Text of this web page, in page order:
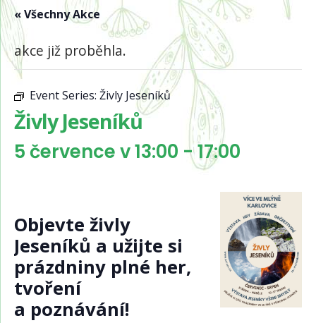
« Všechny Akce
akce již proběhla.
Event Series: Živly Jeseníků
Živly Jeseníků
5 července v 13:00 -17:00
Objevte živly
Jeseníků a užijte si
prázdniny plné her,
tvoření
a poznávání!